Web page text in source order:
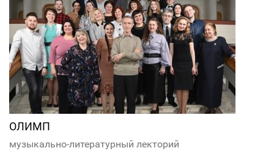
ОЛИМП
музыкально-литературный лекторий